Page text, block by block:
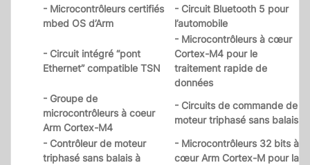
- Microcontrôleurs certifiés
mbed OS d’Arm
- Circuit Bluetooth 5 pour
l’automobile
- Circuit intégré “pont
Ethernet” compatible TSN
- Microcontrôleurs à cœur
Cortex-M4 pour le
traitement rapide de
données
- Groupe de
microcontrôleurs à coeur
Arm Cortex-M4
- Circuits de commande de
moteur triphasé sans balais
- Contrôleur de moteur
triphasé sans balais à
- Microcontrôleurs 32 bits à
cœur Arm Cortex-M pour la